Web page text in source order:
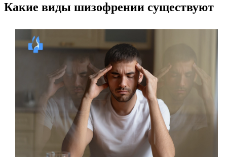
Какие виды шизофрении существуют